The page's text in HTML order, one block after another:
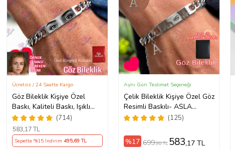
Göz Bileklik Kişiye Özel
Baskı, Kaliteli Baskı, Işıklı
Kalp Hediyeli, Çeliktir,
Paslanmaz, Kararmaz
(714)
Ücretsiz / 24 Saatte Kargo
583,17 TL
Sepette %15 İndirim 495,69 TL
Çelik Bileklik Kişiye Özel Göz
Resimli Baskılı- ASLA
PASLANMAZ (125)
Aynı Gün Teslimat Seçeneği
%17 699,90 TL 583,17 TL